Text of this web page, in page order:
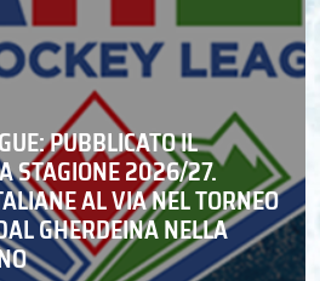
PUBBLICATO IL
STAGIONE 2026/27.
AL VIA NEL TORNEO
GHERDEINA NELLA